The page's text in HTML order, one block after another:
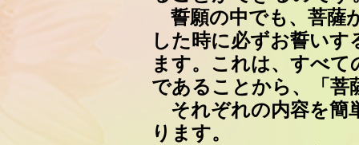
誓願の中でも、菩薩
した時に必ずお誓い
ます。これは、すべて
であることから、「菩
それぞれの内容を簡
ります。